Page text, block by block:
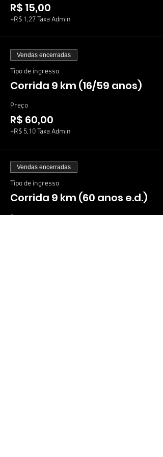
R$ 15,00
+R$ 1,27 Taxa Admin
Vendas encerradas
Tipo de ingresso
Corrida 9 km (16/59 anos)
Preço
R$ 60,00
+R$ 5,10 Taxa Admin
Vendas encerradas
Tipo de ingresso
Corrida 9 km (60 anos e.d.)
Preço